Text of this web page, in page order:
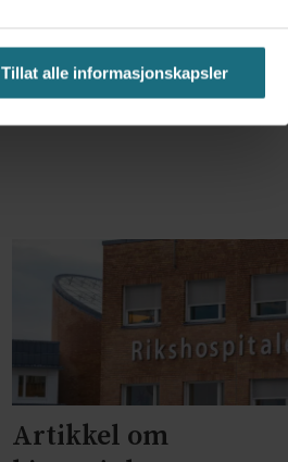
Tillat alle informasjonskapsler
Artikkel om